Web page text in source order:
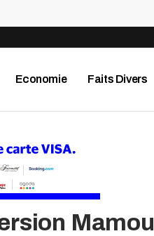
Economie Faits Divers
Mamou